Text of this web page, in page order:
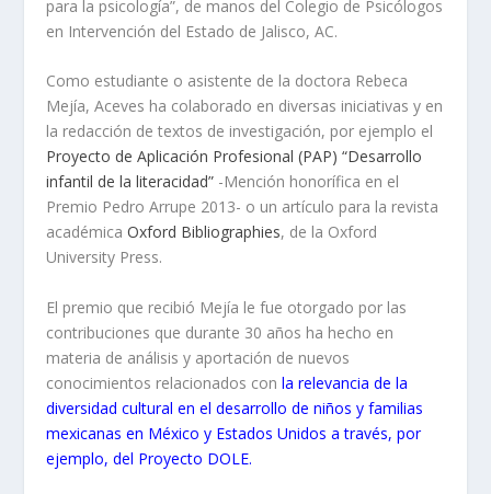
para la psicología”, de manos del Colegio de Psicólogos
en Intervención del Estado de Jalisco, AC.
Como estudiante o asistente de la doctora Rebeca
Mejía, Aceves ha colaborado en diversas iniciativas y en
la redacción de textos de investigación, por ejemplo el
Proyecto de Aplicación Profesional (PAP) “Desarrollo
infantil de la literacidad” -Mención honorífica en el
Premio Pedro Arrupe 2013- o un artículo para la revista
académicaOxford Bibliographies, de la Oxford
University Press.
El premio que recibió Mejía le fue otorgado por las
contribuciones que durante 30 años ha hecho en
materia de análisis y aportación de nuevos
conocimientos relacionados conla relevancia de la
diversidad cultural en el desarrollo de niños y familias
mexicanas en México y Estados Unidos a través, por
ejemplo, del Proyecto DOLE.